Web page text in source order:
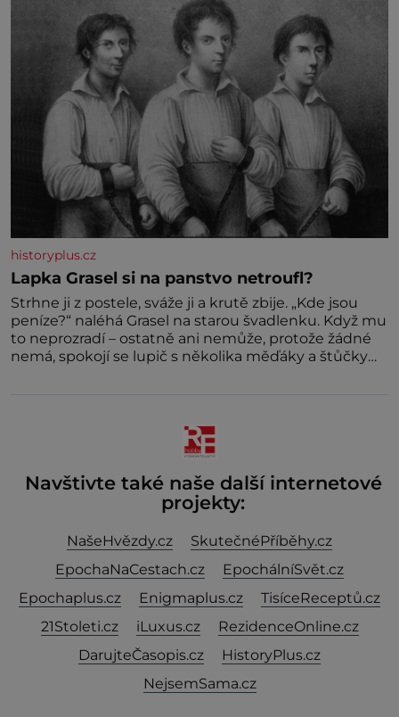
historyplus.cz
Lapka Grasel si na panstvo netroufl?
Strhne ji z postele, sváže ji a krutě zbije. „Kde jsou
peníze?“ naléhá Grasel na starou švadlenku. Když mu
to neprozradí – ostatně ani nemůže, protože žádné
nemá, spokojí se lupič s několika měďáky a štůčky
Navštivte také naše další internetové
projekty:
NašeHvězdy.cz
SkutečnéPříběhy.cz
EpochaNaCestach.cz
EpochálníSvět.cz
Epochaplus.cz
Enigmaplus.cz
TisíceReceptů.cz
21Stoleti.cz
iLuxus.cz
RezidenceOnline.cz
DarujteČasopis.cz
HistoryPlus.cz
NejsemSama.cz